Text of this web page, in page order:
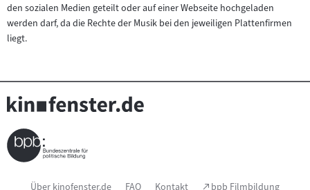
den sozialen Medien geteilt oder auf einer Webseite hochgeladen
werden darf, da die Rechte der Musik bei den jeweiligen Plattenfirmen
liegt.
Seitenfußnavigation
Über kinofenster.de FAQ Kontakt (Link
bpb Filmbildung